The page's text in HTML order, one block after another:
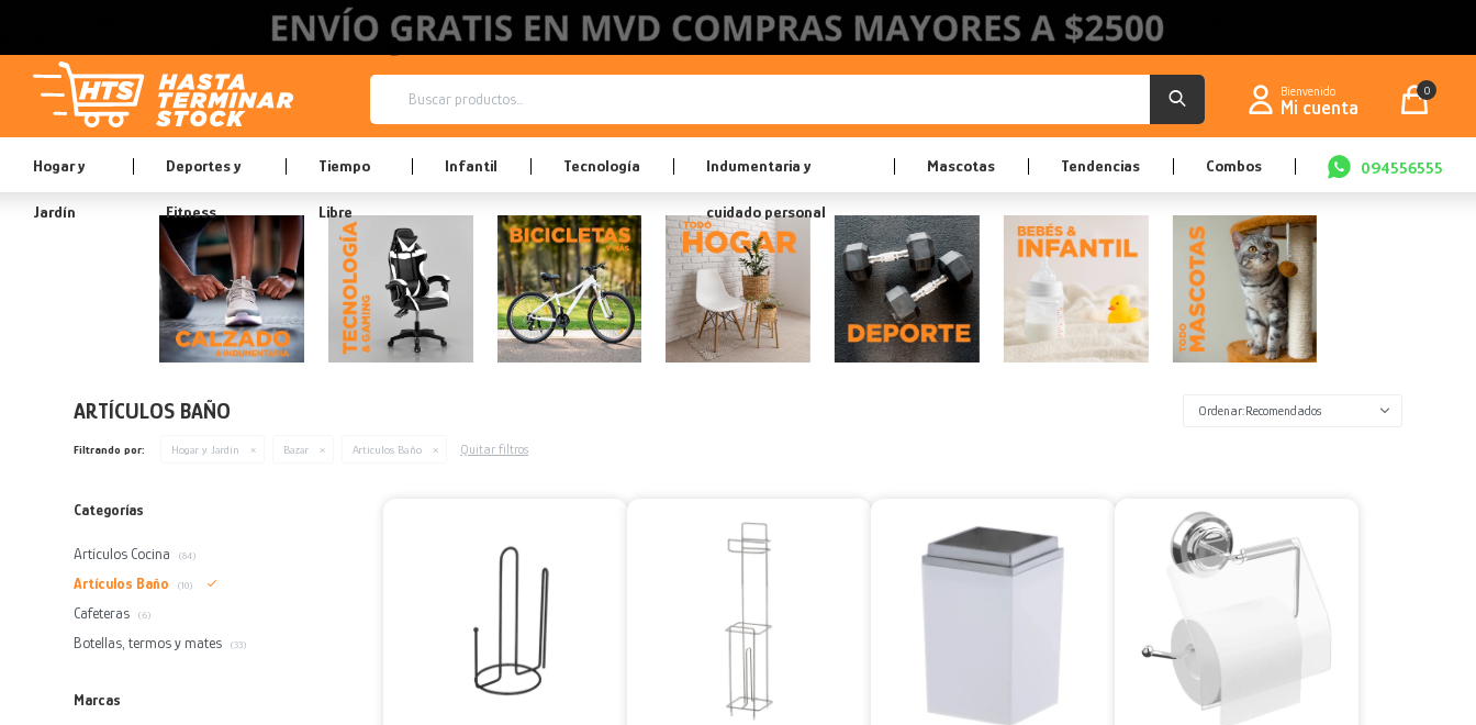
Hogar y
Jardín
Deportes y
Fitness
Tiempo
Libre
Infantil Tecnología Indumentaria y
cuidado personal
Mascotas Tendencias Combos 094556555
0
ARTÍCULOS BAÑO Recomendados
Filtrando por: Hogar y Jardín Bazar Artículos Baño Quitar filtros
Categorías
Artículos Cocina (84)
Artículos Baño (10)
Cafeteras (6)
Botellas, termos y mates (33)
Marcas